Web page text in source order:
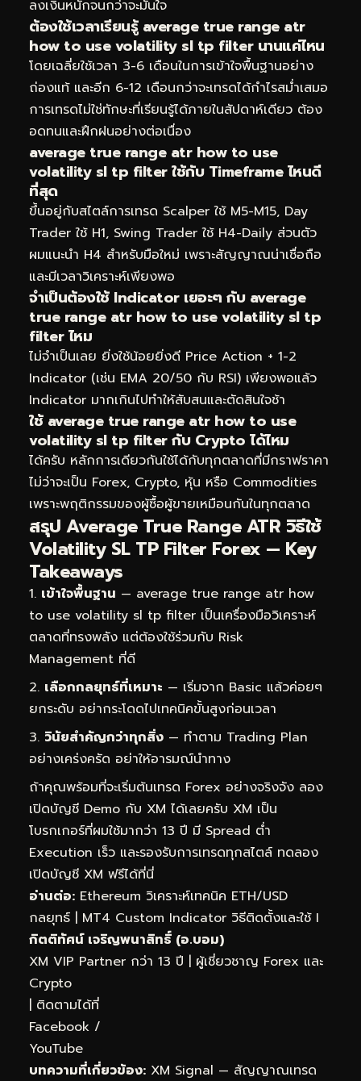
ลงเงินหนักจนกว่าจะมั่นใจ
ต้องใช้เวลาเรียนรู้ average true range atr
how to use volatility sl tp filter นานแค่ไหน
โดยเฉลี่ยใช้เวลา 3-6 เดือนในการเข้าใจพื้นฐานอย่าง
ถ่องแท้ และอีก 6-12 เดือนกว่าจะเทรดได้กำไรสม่ำเสมอ
การเทรดไม่ใช่ทักษะที่เรียนรู้ได้ภายในสัปดาห์เดียว ต้อง
อดทนและฝึกฝนอย่างต่อเนื่อง
average true range atr how to use
volatility sl tp filter ใช้กับ Timeframe ไหนดี
ที่สุด
ขึ้นอยู่กับสไตล์การเทรด Scalper ใช้ M5-M15, Day
Trader ใช้ H1, Swing Trader ใช้ H4-Daily ส่วนตัว
ผมแนะนำ H4 สำหรับมือใหม่ เพราะสัญญาณน่าเชื่อถือ
และมีเวลาวิเคราะห์เพียงพอ
จำเป็นต้องใช้ Indicator เยอะๆ กับ average
true range atr how to use volatility sl tp
filter ไหม
ไม่จำเป็นเลย ยิ่งใช้น้อยยิ่งดี Price Action + 1-2
Indicator (เช่น EMA 20/50 กับ RSI) เพียงพอแล้ว
Indicator มากเกินไปทำให้สับสนและตัดสินใจช้า
ใช้ average true range atr how to use
volatility sl tp filter กับ Crypto ได้ไหม
ได้ครับ หลักการเดียวกันใช้ได้กับทุกตลาดที่มีกราฟราคา
ไม่ว่าจะเป็น Forex, Crypto, หุ้น หรือ Commodities
เพราะพฤติกรรมของผู้ซื้อผู้ขายเหมือนกันในทุกตลาด
สรุป Average True Range ATR วิธีใช้
Volatility SL TP Filter Forex — Key
Takeaways
เข้าใจพื้นฐาน — average true range atr how
to use volatility sl tp filter เป็นเครื่องมือวิเคราะห์
ตลาดที่ทรงพลัง แต่ต้องใช้ร่วมกับ Risk
Management ที่ดี
เลือกกลยุทธ์ที่เหมาะ — เริ่มจาก Basic แล้วค่อยๆ
ยกระดับ อย่ากระโดดไปเทคนิคขั้นสูงก่อนเวลา
วินัยสำคัญกว่าทุกสิ่ง — ทำตาม Trading Plan
อย่างเคร่งครัด อย่าให้อารมณ์นำทาง
ถ้าคุณพร้อมที่จะเริ่มต้นเทรด Forex อย่างจริงจัง ลอง
เปิดบัญชี Demo กับ XM ได้เลยครับ XM เป็น
โบรกเกอร์ที่ผมใช้มากว่า 13 ปี มี Spread ต่ำ
Execution เร็ว และรองรับการเทรดทุกสไตล์ ทดลอง
เปิดบัญชี XM ฟรีได้ที่นี่
อ่านต่อ: Ethereum วิเคราะห์เทคนิค ETH/USD
กลยุทธ์ | MT4 Custom Indicator วิธีติดตั้งและใช้ I
กิตติทัศน์ เจริญพนาสิทธิ์ (อ.บอม)
XM VIP Partner กว่า 13 ปี | ผู้เชี่ยวชาญ Forex และ
Crypto
| ติดตามได้ที่
Facebook /
YouTube
บทความที่เกี่ยวข้อง: XM Signal — สัญญาณเทรด